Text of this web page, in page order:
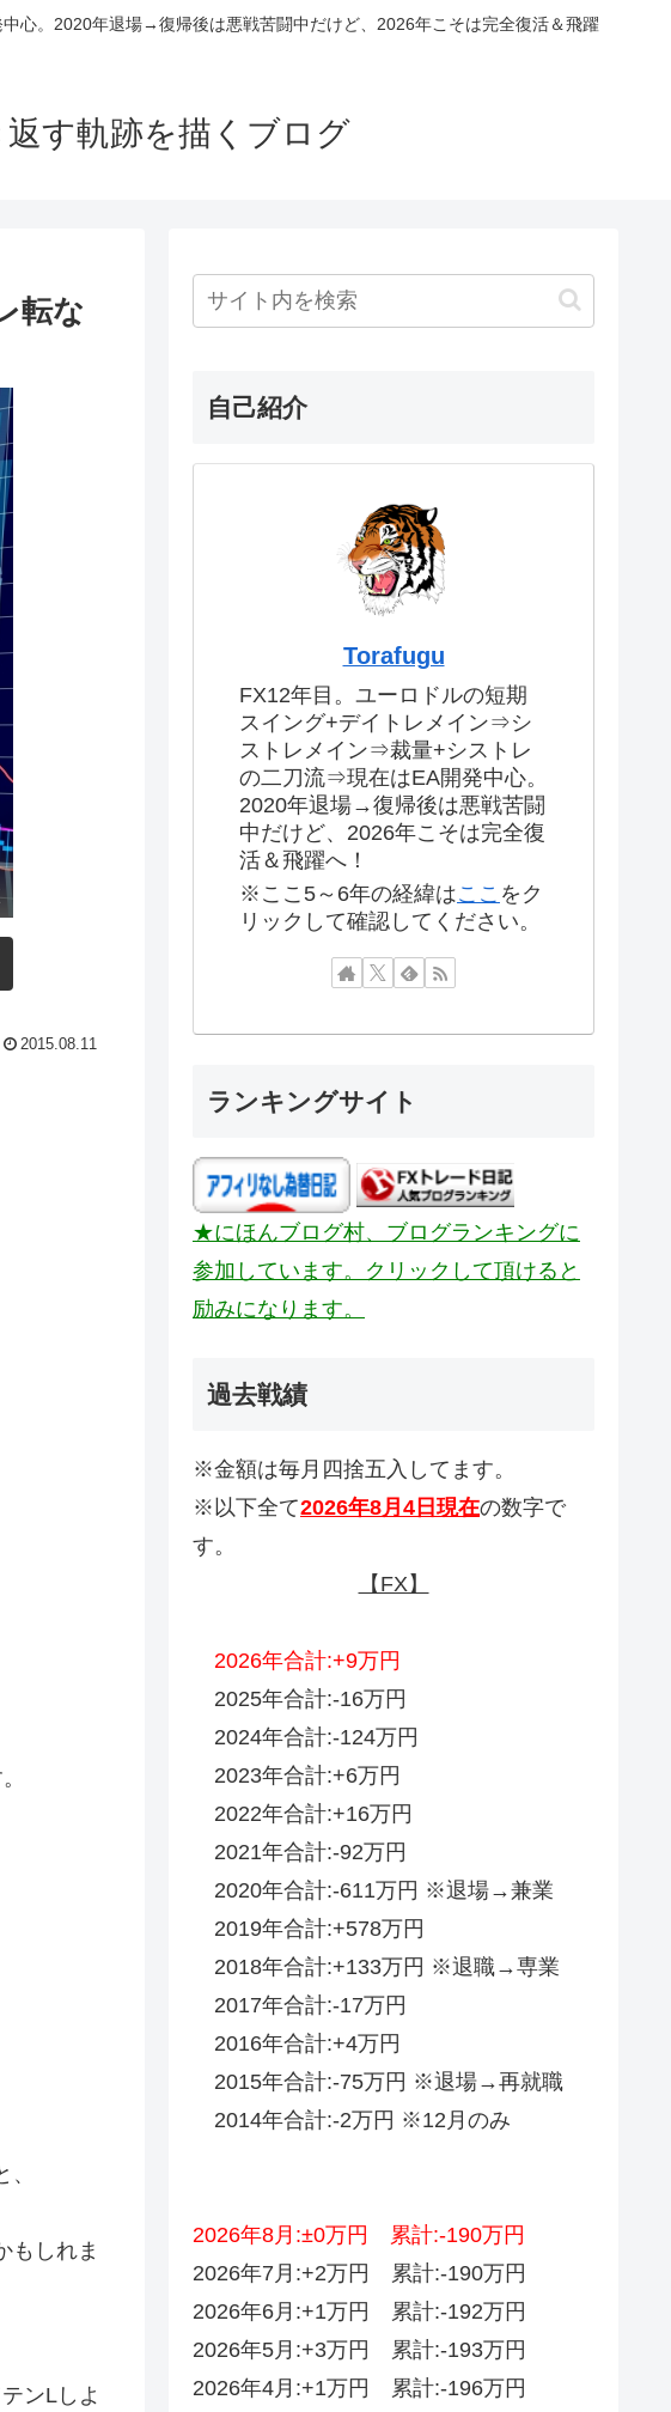
心。2020年退場→復帰後は悪戦苦闘中だけど、2026年こそは完全復活＆飛躍
す軌跡を描くブログ
転な
2015.08.11
もしれま
ンLしよ
自己紹介
Torafugu
FX12年目。ユーロドルの短期
スイング+デイトレメイン⇒シ
ストレメイン⇒裁量+シストレ
の二刀流⇒現在はEA開発中心。
2020年退場→復帰後は悪戦苦闘
中だけど、2026年こそは完全復
活＆飛躍へ！
※ここ5～6年の経緯はここ をク
リックして確認してください。
ランキングサイト
★にほんブログ村、ブログランキングに
参加しています。クリックして頂けると
励みになります。
過去戦績
※金額は毎月四捨五入してます。
※以下全て2026年8月4日現在の数字で
す。
【FX】
2026年合計:+9万円
2025年合計:-16万円
2024年合計:-124万円
2023年合計:+6万円
2022年合計:+16万円
2021年合計:-92万円
2020年合計:-611万円 ※退場→兼業
2019年合計:+578万円
2018年合計:+133万円 ※退職→専業
2017年合計:-17万円
2016年合計:+4万円
2015年合計:-75万円 ※退場→再就職
2014年合計:-2万円 ※12月のみ
2026年8月:±0万円 累計:-190万円
2026年7月:+2万円 累計:-190万円
2026年6月:+1万円 累計:-192万円
2026年5月:+3万円 累計:-193万円
2026年4月:+1万円 累計:-196万円